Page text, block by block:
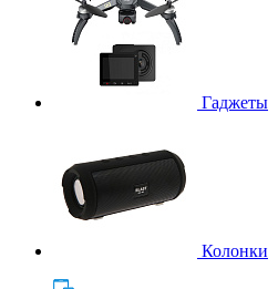
Гаджеты
Колонки